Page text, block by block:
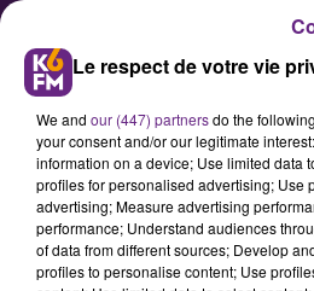
Vous aimez
Le respect de votre vie
We and our (447) partnersdo the
your consent and/or our legitimate
information on a device; Use limited data
profiles for personalised advertising; Use
advertising; Measure advertising
performance; Understand audiences
of data from different sources; Develop
profiles to personalise content; Use